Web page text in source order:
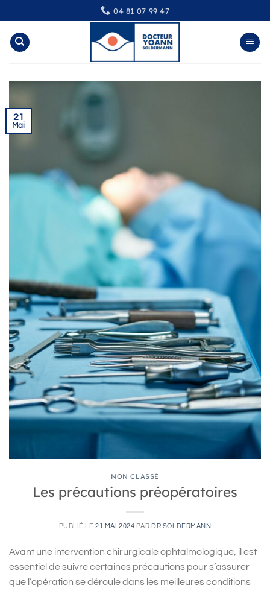
au
contenu
04 81 07 99 47
21
Mai
NON CLASSÉ
Les précautions préopératoires
PUBLIÉ LE21 MAI 2024 PAR DR SOLDERMANN
Avant une intervention chirurgicale ophtalmologique, il est
essentiel de suivre certaines précautions pour s’assurer
que l’opération se déroule dans les meilleures conditions